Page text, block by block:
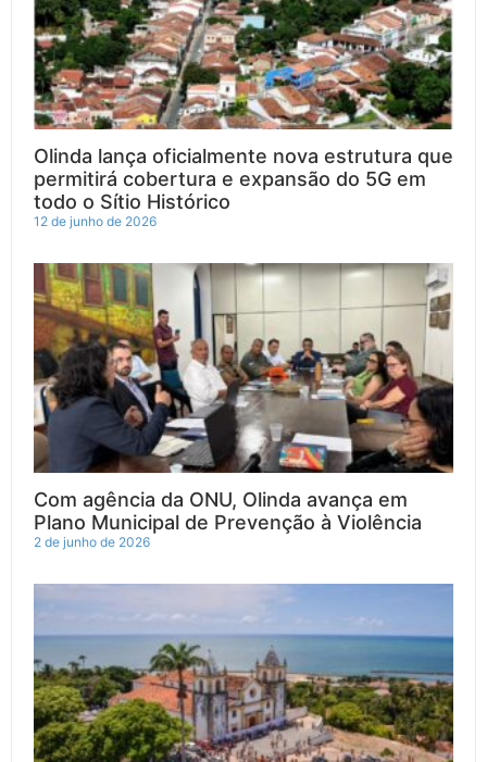
Olinda lança oficialmente nova estrutura que
permitirá cobertura e expansão do 5G em
todo o Sítio Histórico
12 de junho de 2026
Com agência da ONU, Olinda avança em
Plano Municipal de Prevenção à Violência
2 de junho de 2026